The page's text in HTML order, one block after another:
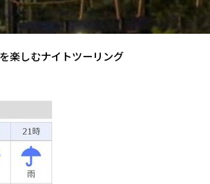
楽しむナイトツーリング